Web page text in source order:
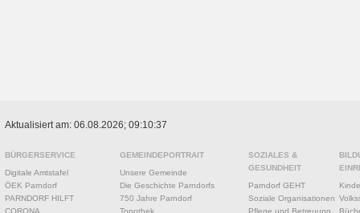
Aktualisiert am: 06.08.2026; 09:10:37
BÜRGERSERVICE
Digitale Amtstafel
ÖEK Parndorf
PARNDORF HILFT
CORONA
GEMEINDEPORTRAIT
Unsere Gemeinde
Die Geschichte Parndorfs
750 Jahre Parndorf
Topothek
SOZIALES &
GESUNDHEIT
Parndorf GEHT
Soziale Organisationen
Pflege und Betreuung